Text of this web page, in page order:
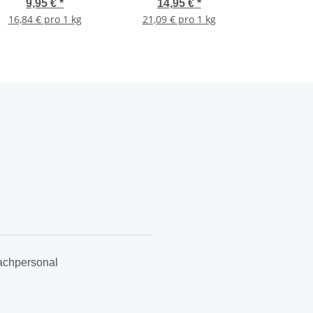
9,95 € *
16,84 € pro 1 kg
14,95 € *
21,09 € pro 1 kg